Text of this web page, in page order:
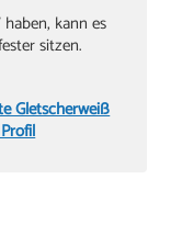
kann es
sitzen.
Gletscherweiß